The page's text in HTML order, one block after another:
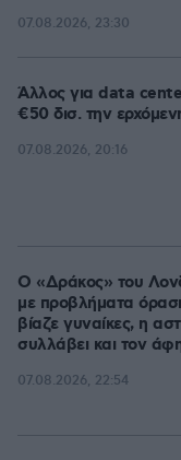
07.08.2026, 23:30
Άλλος για data
€50 δισ. την
07.08.2026, 20:16
Ο «Δράκος» του
με προβλήματα
βίαζε γυναίκες, η
συλλάβει και τον
07.08.2026, 22:54